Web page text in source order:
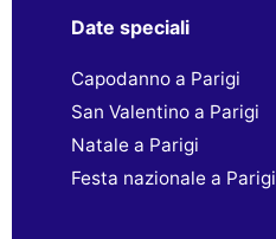
Date speciali
Capodanno a Parigi
San Valentino a Parigi
Natale a Parigi
Festa nazionale a Parigi